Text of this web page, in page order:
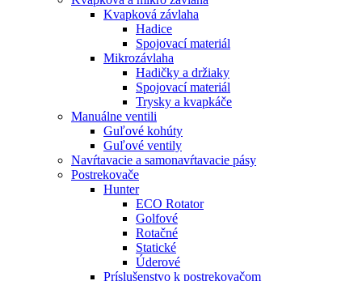
Kvapková závlaha
Hadice
Spojovací materiál
Mikrozávlaha
Hadičky a držiaky
Spojovací materiál
Trysky a kvapkáče
Manuálne ventili
Guľové kohúty
Guľové ventily
Navŕtavacie a samonavŕtavacie pásy
Postrekovače
Hunter
ECO Rotator
Golfové
Rotačné
Statické
Úderové
Príslušenstvo k postrekovačom